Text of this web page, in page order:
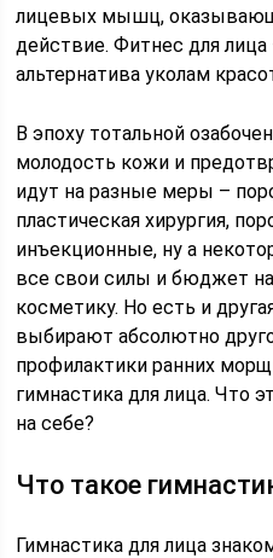
лицевых мышц,
действие. Фитнес для лица
альтернатива уколам
В эпоху тотальной
молодость кожи и
идут на разные меры –
пластическая хирургия,
инъекционные, ну а
все свои силы и бюджет
косметику. Но есть и
выбирают абсолютно
профилактики ранних
гимнастика для лица. Что
на себе?
Что такое
Гимнастика для лица